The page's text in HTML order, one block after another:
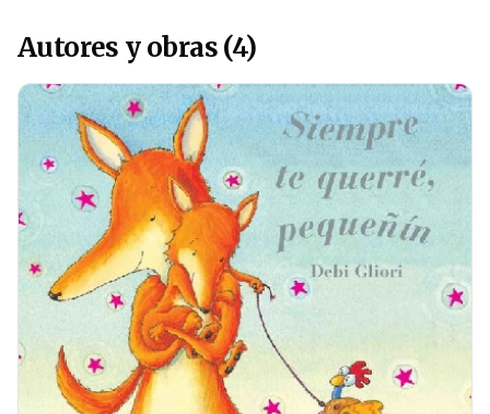
Autores y obras (4)